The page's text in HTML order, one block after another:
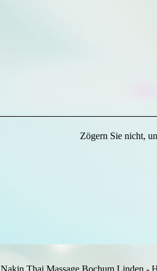
Zögern Sie nicht,
Nakin Thai Massage Bochum Linden -